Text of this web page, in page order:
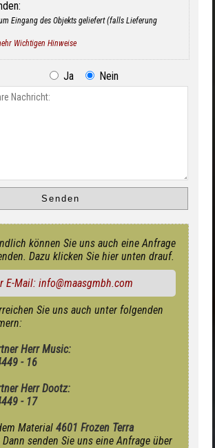
Eingang des Objekts geliefert (falls Lieferung
Wichtigen Hinweise
Ja Nein
können Sie uns auch eine Anfrage
Dazu klicken Sie hier unten drauf.
E-Mail: info@maasgmbh.com
Sie uns auch unter folgenden
Herr Music:
- 16
Herr Dootz:
- 17
Material 4601 Frozen Terra
senden Sie uns eine Anfrage über